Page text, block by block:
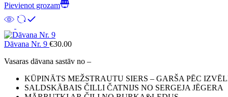
Pievienot grozam
Dāvana Nr. 9 €30.00
Vasaras dāvana sastāv no –
KŪPINĀTS MEŽSTRAUTU SIERS – GARŠA PĒC
SALDSKĀBAIS ČILLI ČATNIJS NO SERGEJA JĒGERA